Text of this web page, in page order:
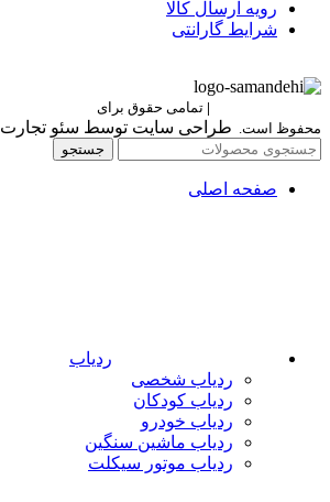
رویه ارسال کالا
شرایط گارانتی
| تمامی حقوق برای
محفوظ است. طراحی سایت توسط سئو تجارت
جستجو
صفحه اصلی
ردیاب
ردیاب شخصی
ردیاب کودکان
ردیاب خودرو
ردیاب ماشین سنگین
ردیاب موتور سیکلت